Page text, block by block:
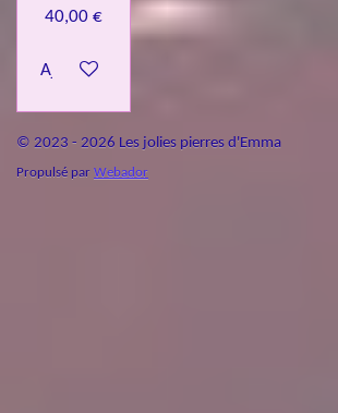
40,00 €
Ajouter au panier
© 2023 - 2026 Les jolies pierres d'Emma
Propulsé par Webador